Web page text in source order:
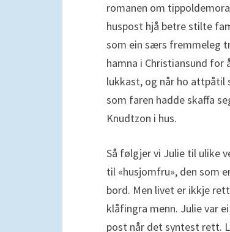
romanen om
huspost hjå betre stilte
som ein særs fremmeleg
hamna i Christiansund
lukkast, og når ho attpåtil
som faren hadde skaffa
Knudtzon i hus.
Så følgjer vi Julie til ulike
til «husjomfru», den som
bord. Men livet er ikkje
klåfingra menn. Julie var
post når det syntest rett.